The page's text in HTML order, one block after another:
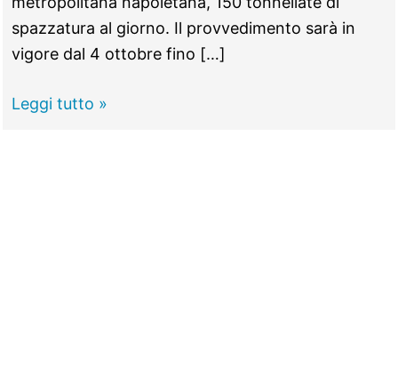
spazzatura al giorno. Il provvedimento sarà in
vigore dal 4 ottobre fino […]
Emergenza
Leggi tutto »